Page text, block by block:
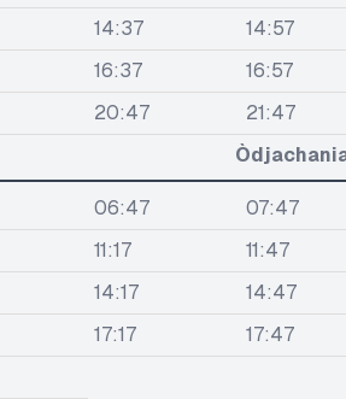
14:37 14:57
16:37 16:57
20:47
21:47
06:47 07:47
11:17 11:47
14:17 14:47
17:17 17:47